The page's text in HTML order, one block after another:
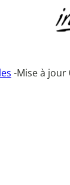
-Mise à jour